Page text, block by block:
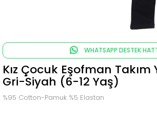
WHATSAPP DESTEK
Kız Çocuk Eşofman Takım
Gri-Siyah (6-12 Yaş)
%95 Cotton-Pamuk %5 Elastan